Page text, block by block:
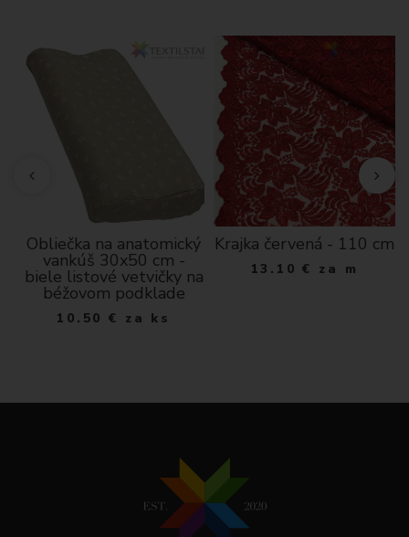
Obliečka na anatomický
vankúš 30x50 cm -
biele listové vetvičky na
béžovom podklade
10.50 € za ks
Krajka červená - 110 cm
13.10 € za m